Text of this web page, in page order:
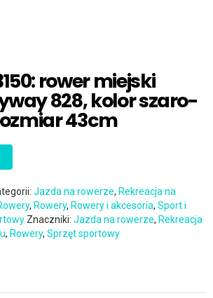
rower miejski
828, kolor szaro-
43cm
Jazda na rowerze, Rekreacja na
, Rowery, Rowery i akcesoria, Sport i
Znaczniki: Jazda na rowerze, Rekreacja
, Rowery, Sprzęt sportowy